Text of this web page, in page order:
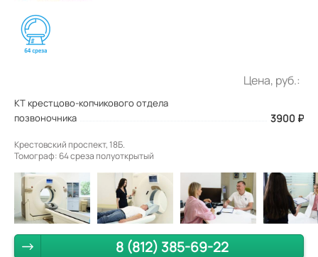
Цена, руб.:
КТ крестцово-копчикового отдела
позвоночника
3900 ₽
Крестовский проспект, 18Б.
Томограф: 64 среза полуоткрытый
8 (812) 385-69-22